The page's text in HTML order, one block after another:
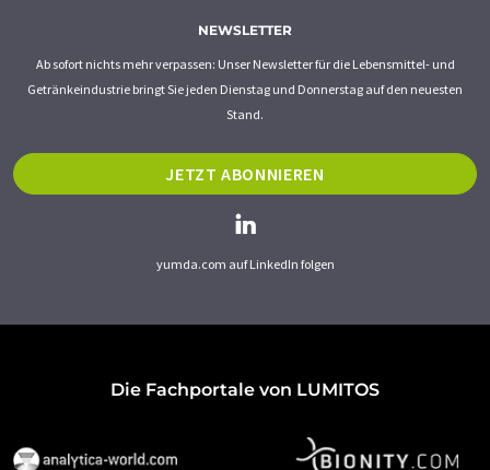
NEWSLETTER
Ab sofort nichts mehr verpassen: Unser Newsletter für die Lebensmittel- und
Getränkeindustrie bringt Sie jeden Dienstag und Donnerstag auf den neuesten
Stand.
JETZT ABONNIEREN
yumda.com auf LinkedIn folgen
Die Fachportale von LUMITOS